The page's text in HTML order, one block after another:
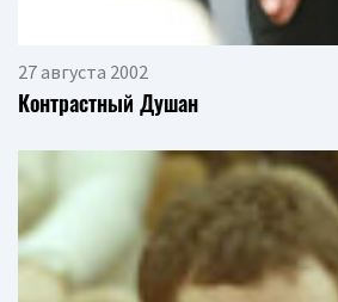
27 августа 2002
Контрастный Душан